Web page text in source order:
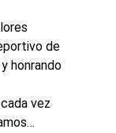
de
honrando
vez